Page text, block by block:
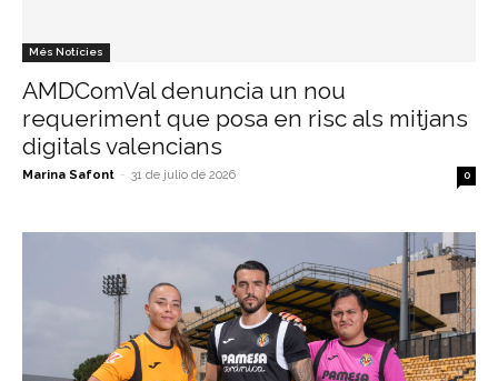
Més Notícies
AMDComVal denuncia un nou
requeriment que posa en risc als mitjans
digitals valencians
Marina Safont - 31 de julio de 2026 0